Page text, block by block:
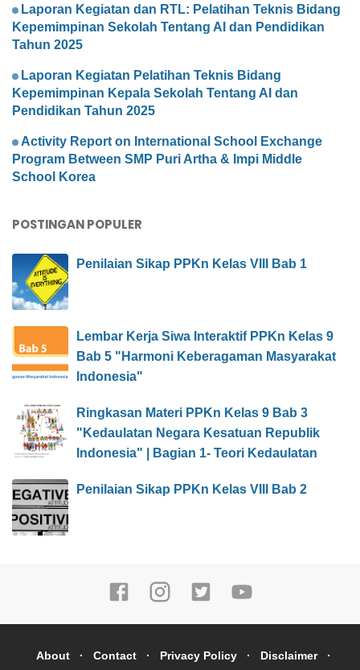
Laporan Kegiatan dan RTL: Pelatihan Teknis Bidang
Kepemimpinan Sekolah Tentang AI dan Pendidikan
Tahun 2025
Laporan Kegiatan Pelatihan Teknis Bidang
Kepemimpinan Kepala Sekolah Tentang AI dan
Pendidikan Tahun 2025
Activity Report on International School Exchange
Program Between SMP Puri Artha & Impi Middle
School Korea
POSTINGAN POPULER
Penilaian Sikap PPKn Kelas VIII Bab 1
Lembar Kerja Siwa Interaktif PPKn Kelas 9
Bab 5 "Harmoni Keberagaman Masyarakat
Indonesia"
Ringkasan Materi PPKn Kelas 9 Bab 3
"Kedaulatan Negara Kesatuan Republik
Indonesia" | Bagian 1- Teori Kedaulatan
Penilaian Sikap PPKn Kelas VIII Bab 2
About Contact Privacy Policy Disclaimer